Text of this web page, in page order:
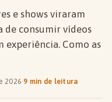
e shows viraram
de consumir vídeos
experiência. Como as
2026·9 min de leitura